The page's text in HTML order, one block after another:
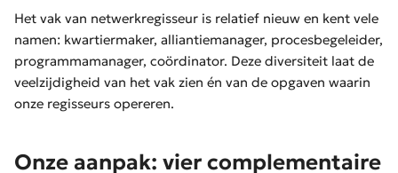
Het vak van netwerkregisseur is relatief nieuw en kent vele
namen: kwartiermaker, alliantiemanager, procesbegeleider,
programmamanager, coördinator. Deze diversiteit laat de
veelzijdigheid van het vak zien én van de opgaven waarin
onze regisseurs opereren.
Onze aanpak: vier complementaire